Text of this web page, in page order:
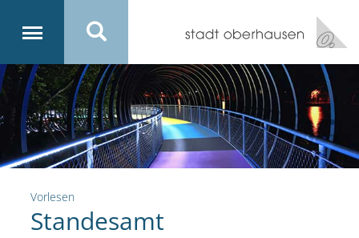
Vorlesen
Standesamt